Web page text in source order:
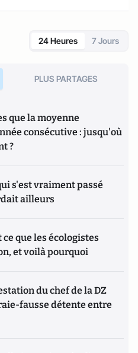
24 Heures 7 Jours
PLUS PARTAGES
que la moyenne
consécutive : jusqu'où
?
s'est vraiment passé
ailleurs
que les écologistes
et voilà pourquoi
du chef de la DZ
fausse détente entre